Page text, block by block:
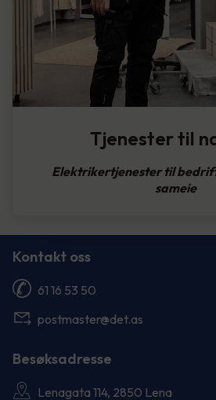
Tjenester til
Elektrikertjenester til
sameie
Kontakt oss
61 16 53 50
postmaster@det.as
Besøksadresse
Lenagata 114, 2850 Lena